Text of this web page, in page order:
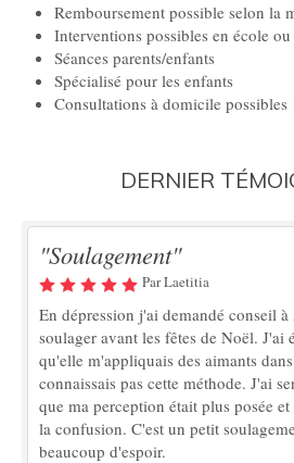
Remboursement possible selon la
Interventions possibles en école
Séances parents/enfants
Spécialisé pour les enfants
Consultations à domicile possibles
DERNIER
"Soulagement"
Par Laetitia
En dépression j'ai demandé conseil
soulager avant les fêtes de Noël. J'ai
qu'elle m'appliquais des aimants
connaissais pas cette méthode. J'ai
que ma perception était plus posée
la confusion. C'est un petit
beaucoup d'espoir.